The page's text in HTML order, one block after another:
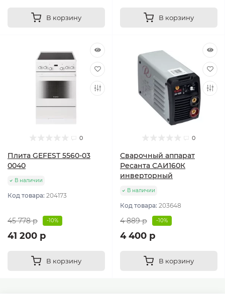
В корзину В корзину
0
Плита GEFEST 5560-03
0040
В наличии
Код товара: 204173
45 778 р -10%
41 200 р
В корзину
0
Сварочный аппарат
Ресанта САИ160К
инверторный
В наличии
Код товара: 203648
4 889 р -10%
4 400 р
В корзину